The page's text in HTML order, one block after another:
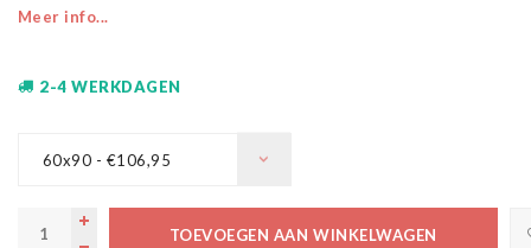
Meer info...
2-4 WERKDAGEN
60x90 - €106,95
TOEVOEGEN AAN WINKELWAGEN